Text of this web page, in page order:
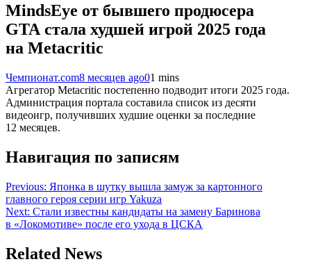
MindsEye от бывшего продюсера
GTA стала худшей игрой 2025 года
на Metacritic
Чемпионат.com8 месяцев ago01 mins
Агрегатор Metacritic постепенно подводит итоги 2025 года.
Администрация портала составила список из десяти
видеоигр, получивших худшие оценки за последние
12 месяцев.
Навигация по записям
Previous: Японка в шутку вышла замуж за картонного
главного героя серии игр Yakuza
Next: Стали известны кандидаты на замену Баринова
в «Локомотиве» после его ухода в ЦСКА
Related News